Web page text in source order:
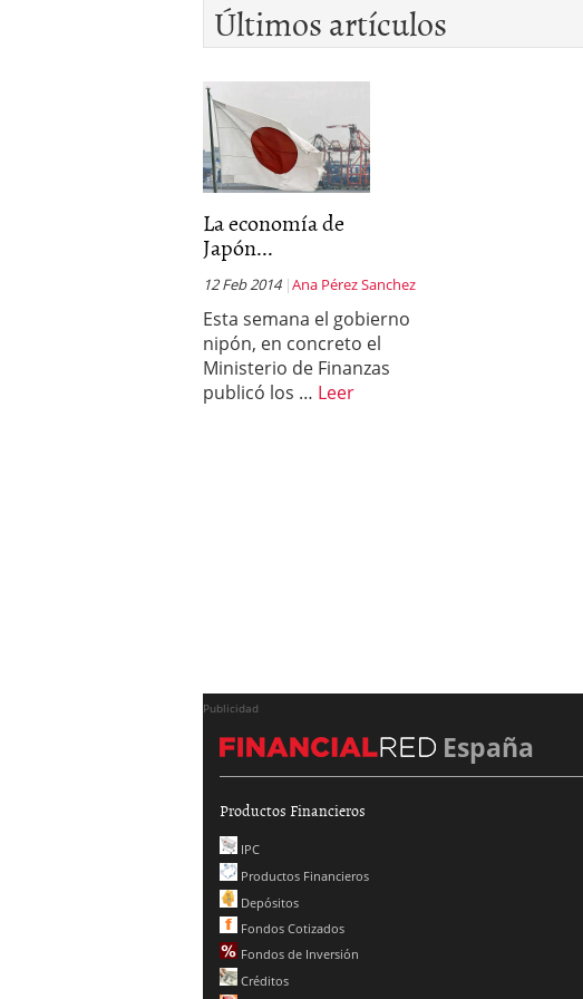
Últimos artículos
La economía de
Japón...
12 Feb 2014 Ana Pérez Sanchez
Esta semana el gobierno
nipón, en concreto el
Ministerio de Finanzas
publicó los … Leer
Publicidad
España
Productos Financieros
IPC
Productos Financieros
Depósitos
Fondos Cotizados
Fondos de Inversión
Créditos